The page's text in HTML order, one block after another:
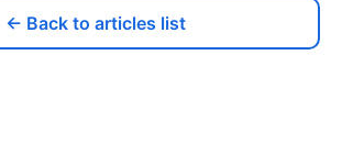
← Back to articles list